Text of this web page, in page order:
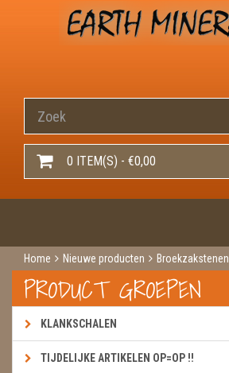
0 ITEM(S) - €0,00
Home Nieuwe producten
Broekzakstenen
Ammoniet steen ruw
PRODUCT GROEPEN
KLANKSCHALEN
TIJDELIJKE ARTIKELEN OP=OP !!